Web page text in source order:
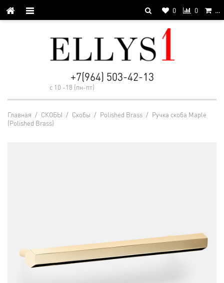
0 0 …
+7(964) 503-42-13
с 10 -18 (пн-пт)
Главная / СКОБЫ / Cкобы / Polished Brass / Ручка скоба Maple
(Polished Brass)